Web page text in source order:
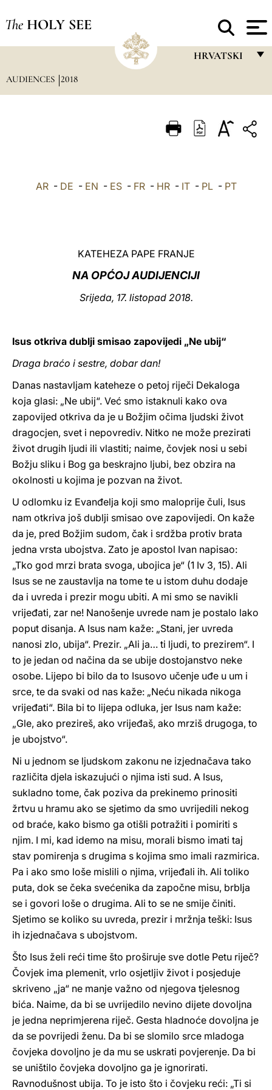
The HOLY SEE
HRVATSKI
ITALIANO
中文
AUDIENCES 2018
AR- DE - EN - ES- FR- HR- IT- PL- PT
KATEHEZA PAPE FRANJE
NA OPĆOJ AUDIJENCIJI
Srijeda, 17. listopad 2018.
Isus otkriva dublji smisao zapovijedi „Ne ubij“
Draga braćo i sestre, dobar dan!
Danas nastavljam kateheze o petoj riječi Dekaloga
koja glasi: „Ne ubij“. Već smo istaknuli kako ova
zapovijed otkriva da je u Božjim očima ljudski život
dragocjen, svet i nepovrediv. Nitko ne može prezirati
život drugih ljudi ili vlastiti; naime, čovjek nosi u sebi
Božju sliku i Bog ga beskrajno ljubi, bez obzira na
okolnosti u kojima je pozvan na život.
U odlomku iz Evanđelja koji smo maloprije čuli, Isus
nam otkriva još dublji smisao ove zapovijedi. On kaže
da je, pred Božjim sudom, čak i srdžba protiv brata
jedna vrsta ubojstva. Zato je apostol Ivan napisao:
„Tko god mrzi brata svoga, ubojica je“ (1 Iv 3, 15). Ali
Isus se ne zaustavlja na tome te u istom duhu dodaje
da i uvreda i prezir mogu ubiti. A mi smo se navikli
vrijeđati, zar ne! Nanošenje uvrede nam je postalo lako
poput disanja. A Isus nam kaže: „Stani, jer uvreda
nanosi zlo, ubija“. Prezir. „Ali ja… ti ljudi, to prezirem“. I
to je jedan od načina da se ubije dostojanstvo neke
osobe. Lijepo bi bilo da to Isusovo učenje uđe u um i
srce, te da svaki od nas kaže: „Neću nikada nikoga
vrijeđati“. Bila bi to lijepa odluka, jer Isus nam kaže:
„Gle, ako prezireš, ako vrijeđaš, ako mrziš drugoga, to
je ubojstvo“.
Ni u jednom se ljudskom zakonu ne izjednačava tako
različita djela iskazujući o njima isti sud. A Isus,
sukladno tome, čak poziva da prekinemo prinositi
žrtvu u hramu ako se sjetimo da smo uvrijedili nekog
od braće, kako bismo ga otišli potražiti i pomiriti s
njim. I mi, kad idemo na misu, morali bismo imati taj
stav pomirenja s drugima s kojima smo imali razmirica.
Pa i ako smo loše mislili o njima, vrijeđali ih. Ali toliko
puta, dok se čeka svećenika da započne misu, brblja
se i govori loše o drugima. Ali to se ne smije činiti.
Sjetimo se koliko su uvreda, prezir i mržnja teški: Isus
ih izjednačava s ubojstvom.
Što Isus želi reći time što proširuje sve dotle Petu riječ?
Čovjek ima plemenit, vrlo osjetljiv život i posjeduje
skriveno „ja“ ne manje važno od njegova tjelesnog
bića. Naime, da bi se uvrijedilo nevino dijete dovoljna
je jedna neprimjerena riječ. Gesta hladnoće dovoljna je
da se povrijedi ženu. Da bi se slomilo srce mladoga
čovjeka dovoljno je da mu se uskrati povjerenje. Da bi
se uništilo čovjeka dovoljno ga je ignorirati.
Ravnodušnost ubija. To je isto što i čovjeku reći: „Ti si